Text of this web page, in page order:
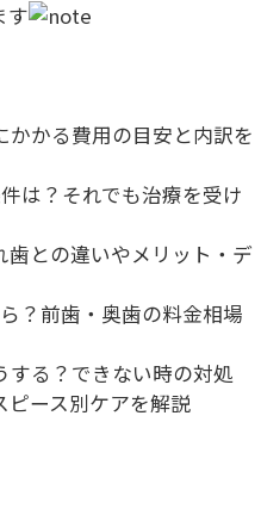
す
かかる費用の目安と内訳を
は？それでも治療を受け
との違いやメリット・デ
？前歯・奥歯の料金相場
する？できない時の対処
ピース別ケアを解説